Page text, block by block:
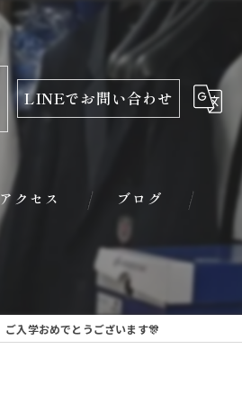
LINEでお問い合わせ
アクセス ブログ
ご入学おめでとうございます🎊